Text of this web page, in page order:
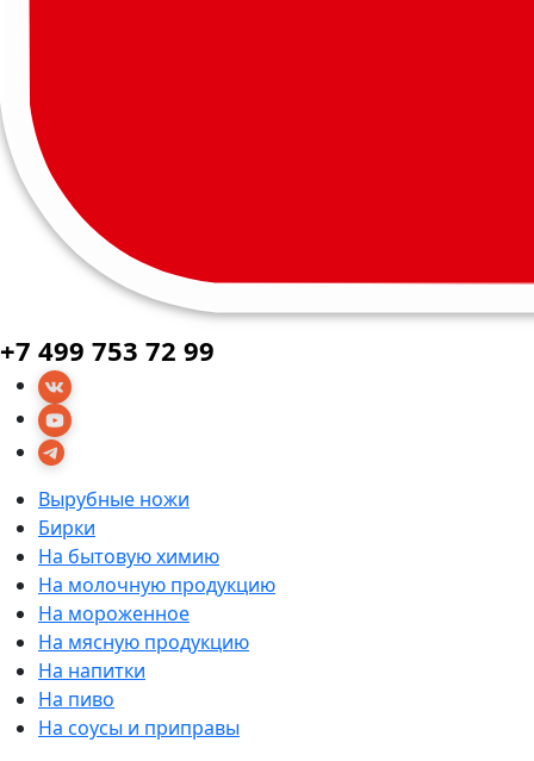
+7 499 753 72 99
Вырубные ножи
Бирки
На бытовую химию
На молочную продукцию
На мороженное
На мясную продукцию
На напитки
На пиво
На соусы и приправы